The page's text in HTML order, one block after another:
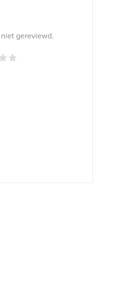
gereviewd.